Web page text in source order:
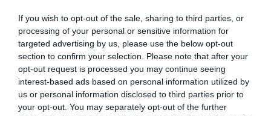
If you wish to opt-out of the sale, sharing to third parties, or
processing of your personal or sensitive information for
targeted advertising by us, please use the below opt-out
section to confirm your selection. Please note that after your
opt-out request is processed you may continue seeing
interest-based ads based on personal information utilized by
us or personal information disclosed to third parties prior to
your opt-out. You may separately opt-out of the further